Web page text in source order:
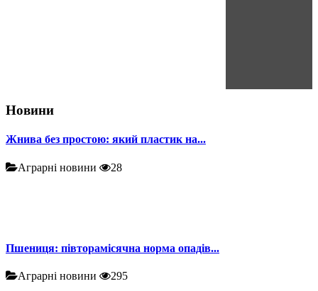
Новини
Жнива без простою: який пластик на...
Аграрні новини 28
Пшениця: півторамісячна норма опадів...
Аграрні новини 295